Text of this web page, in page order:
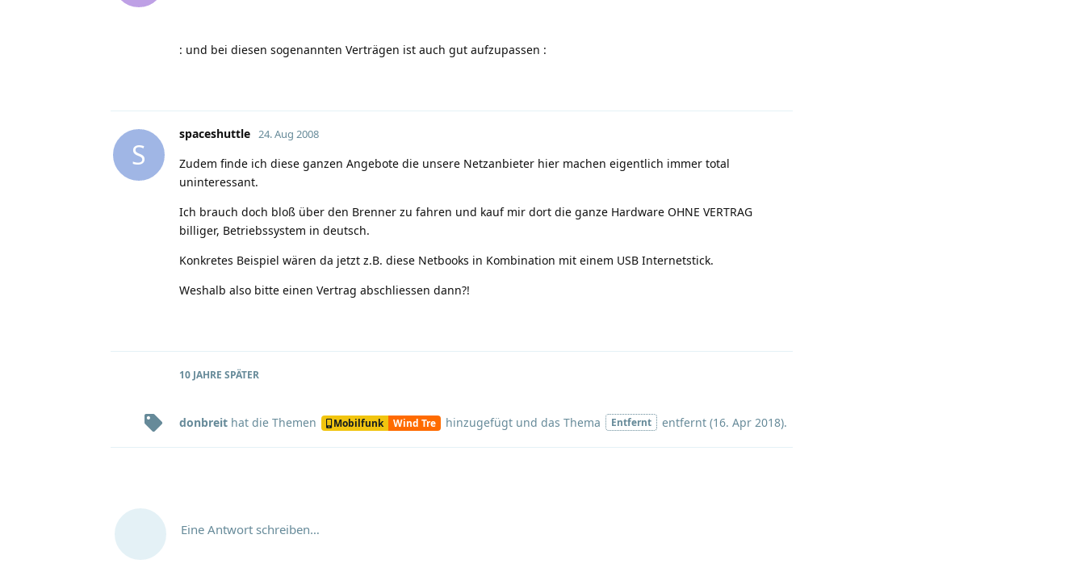
: und bei diesen sogenannten Verträgen ist auch gut aufzupassen :
S
spaceshuttle 24. Aug 2008
Zudem finde ich diese ganzen Angebote die unsere Netzanbieter hier machen eigentlich immer total
uninteressant.
Ich brauch doch bloß über den Brenner zu fahren und kauf mir dort die ganze Hardware OHNE VERTRAG
billiger, Betriebssystem in deutsch.
Konkretes Beispiel wären da jetzt z.B. diese Netbooks in Kombination mit einem USB Internetstick.
Weshalb also bitte einen Vertrag abschliessen dann?!
10 JAHRE SPÄTER
donbreit hat die Themen Mobilfunk Wind Tre hinzugefügt und das Thema Entfernt entfernt (16. Apr 2018).
Eine Antwort schreiben…